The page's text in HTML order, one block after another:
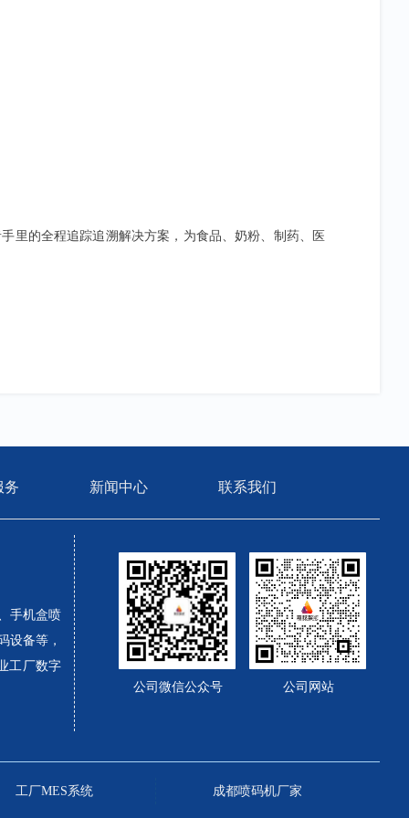
里的全程追踪追溯解决方案，为食品、奶粉、制药、医
公司微信公众号 公司网站
手机盒喷
设备等，
工厂数字
务 新闻中心 联系我们
工厂MES系统 成都喷码机厂家